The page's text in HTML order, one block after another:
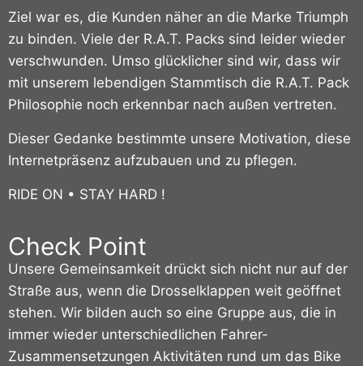
Ziel war es, die Kunden näher an die Marke Triumph
zu binden. Viele der R.A.T. Packs sind leider wieder
verschwunden. Umso glücklicher sind wir, dass wir
mit unserem lebendigen Stammtisch die R.A.T. Pack
Philosophie noch erkennbar nach außen vertreten.
Dieser Gedanke bestimmte unsere Motivation, diese
Internetpräsenz aufzubauen und zu pflegen.
RIDE ON • STAY HARD !
Check Point
Unsere Gemeinsamkeit drückt sich nicht nur auf der
Straße aus, wenn die Drosselklappen weit geöffnet
stehen. Wir bilden auch so eine Gruppe aus, die in
immer wieder unterschiedlichen Fahrer-
Zusammensetzungen Aktivitäten rund um das Bike